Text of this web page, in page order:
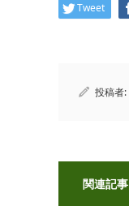
Tweet
投稿者:
関連記事